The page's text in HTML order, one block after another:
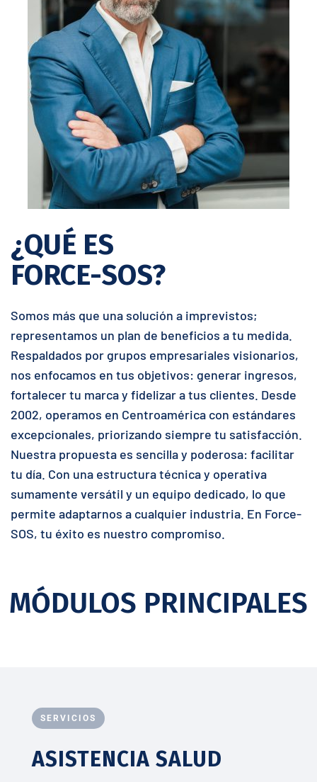
¿QUÉ ES
FORCE-SOS?
Somos más que una solución a imprevistos;
representamos un plan de beneficios a tu medida.
Respaldados por grupos empresariales visionarios,
nos enfocamos en tus objetivos: generar ingresos,
fortalecer tu marca y fidelizar a tus clientes. Desde
2002, operamos en Centroamérica con estándares
excepcionales, priorizando siempre tu satisfacción.
Nuestra propuesta es sencilla y poderosa: facilitar
tu día. Con una estructura técnica y operativa
sumamente versátil y un equipo dedicado, lo que
permite adaptarnos a cualquier industria. En Force-
SOS, tu éxito es nuestro compromiso.
MÓDULOS PRINCIPALES
SERVICIOS
ASISTENCIA SALUD